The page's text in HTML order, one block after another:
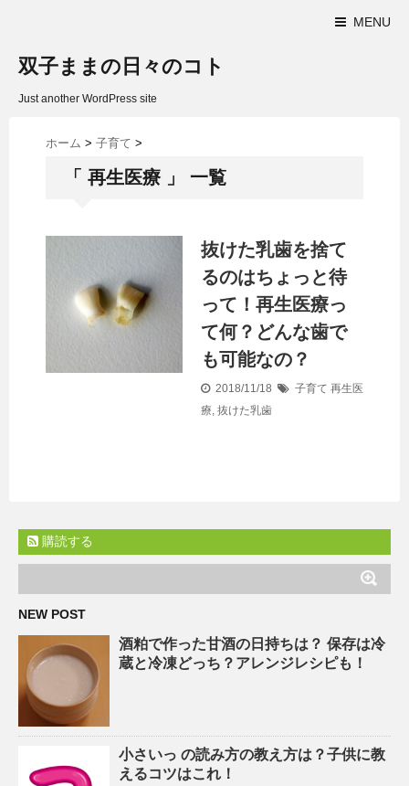
MENU
双子ままの日々のコト
Just another WordPress site
ホーム > 子育て >
「 再生医療 」 一覧
抜けた乳歯を捨て
るのはちょっと待
って！再生医療っ
て何？どんな歯で
も可能なの？
2018/11/18 子育て 再生医
療, 抜けた乳歯
購読する
NEW POST
酒粕で作った甘酒の日持ちは？ 保存は冷
蔵と冷凍どっち？アレンジレシピも！
小さいっ の読み方の教え方は？子供に教
えるコツはこれ！